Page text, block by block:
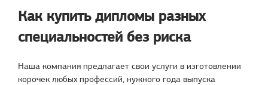
Как купить дипломы разных
специальностей без риска
Наша компания предлагает свои услуги в изготовлении
корочек любых профессий, нужного года выпуска